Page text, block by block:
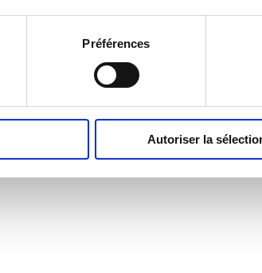
Préférences
Autoriser la